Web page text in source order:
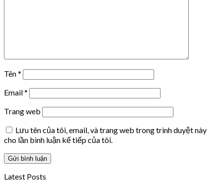
Tên*
Email*
Trang web
Lưu tên của tôi, email, và trang web trong trình duyệt này
cho lần bình luận kế tiếp của tôi.
Latest Posts